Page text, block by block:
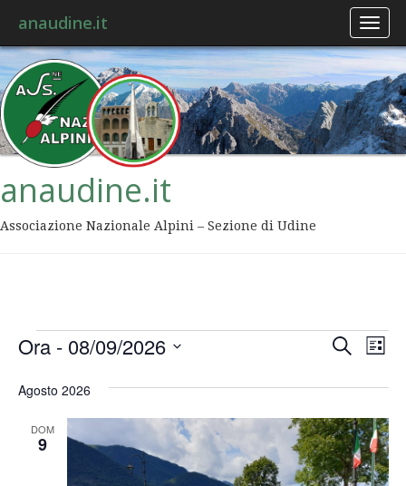
anaudine.it
anaudine.it
Associazione Nazionale Alpini – Sezione di Udine
viste
Cerca
Lista
Ora - 08/09/2026
la
Agosto 2026
DOM
9